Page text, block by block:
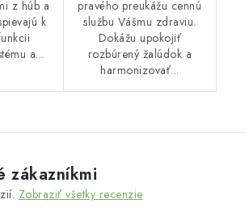
z húb a
k
a...
pravého preukážu cennú
službu Vášmu zdraviu.
Dokážu upokojiť
rozbúrený žalúdok a
harmonizovať...
zákazníkmi
Zobraziť všetky recenzie